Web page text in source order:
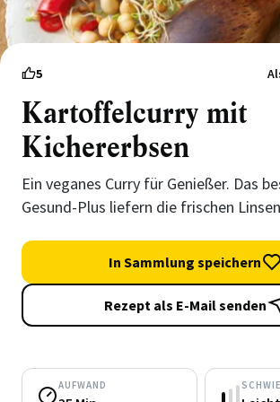
5
Kartoffelcurry mit
Kichererbsen
Ein veganes Curry für Genießer. Das
Gesund-Plus liefern die frischen
In Sammlung speichern
Rezept als E-Mail senden
AUFWAND